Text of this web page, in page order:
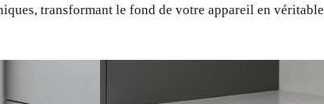
transformant le fond de votre appareil en